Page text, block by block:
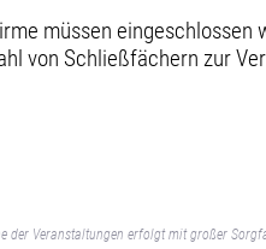
müssen eingeschlossen
von Schließfächern zur
der Veranstaltungen erfolgt mit großer